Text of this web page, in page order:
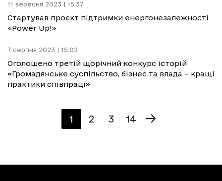
11 вересня 2023 | 15:37
Стартував проєкт підтримки енергонезалежності
«Power Up!»
7 серпня 2023 | 15:02
Оголошено третій щорічний конкурс історій
«Громадянське суспільство, бізнес та влада – кращі
практики співпраці»
1 2 3 14